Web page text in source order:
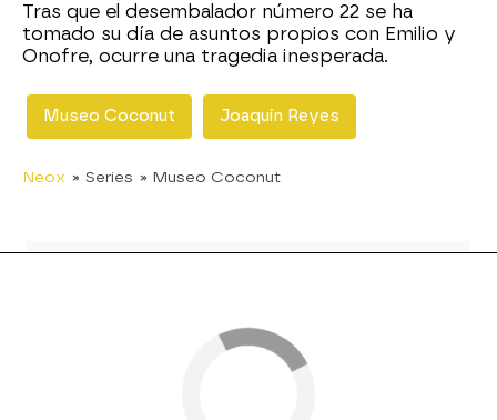
Tras que el desembalador número 22 se ha
tomado su día de asuntos propios con Emilio y
Onofre, ocurre una tragedia inesperada.
Museo Coconut Joaquín Reyes
Neox » Series » Museo Coconut